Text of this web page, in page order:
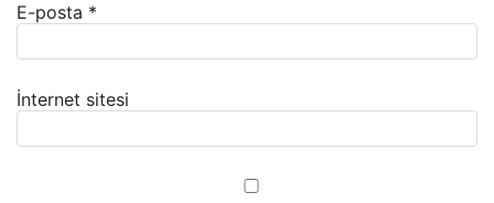
E-posta *
İnternet sitesi